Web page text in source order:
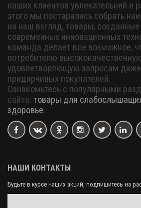
наших клиентов увлекательней и
этого мы постарались собрать
на наш взгляд, товары,
современных инновационных
команда делает все возможное,
потребителю
удовлетворяющую запросам
придирчивых покупателей.
Ознакомьтесь с популярными
сайта: товары для
здоровье.
НАШИ КОНТАКТЫ
Будьте в курсе наших акций, подпишитесь на